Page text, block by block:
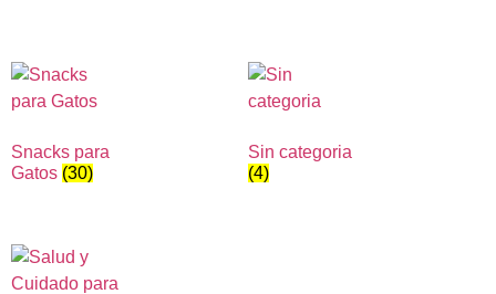
Snacks para
Gatos (30)
Sin categoria
(4)